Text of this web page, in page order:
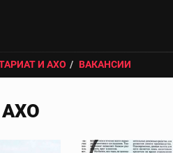
И АХО ВАКАНСИИ